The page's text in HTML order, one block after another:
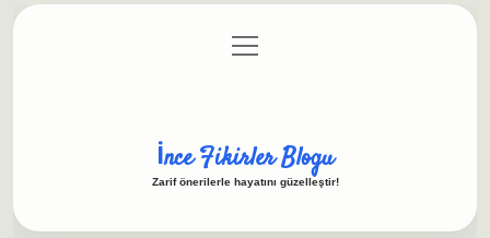
Gizlilik Politikası
menüyü
aç
İnce Fikirler Blogu
Zarif önerilerle hayatını güzelleştir!